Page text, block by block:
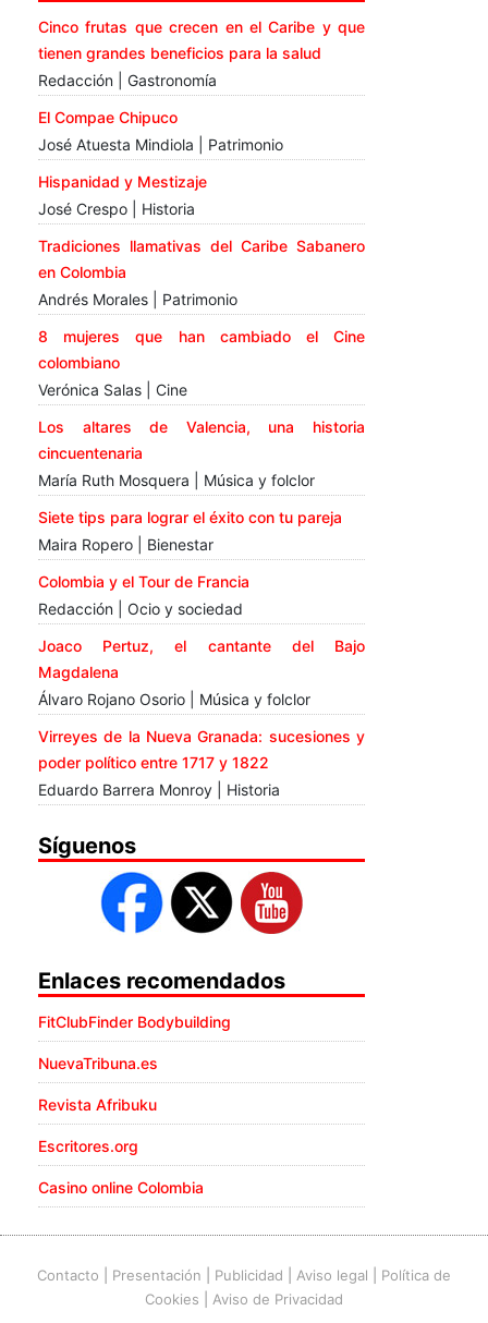
Cinco frutas que crecen en el Caribe y que
tienen grandes beneficios para la salud
Redacción | Gastronomía
El Compae Chipuco
José Atuesta Mindiola | Patrimonio
Hispanidad y Mestizaje
José Crespo | Historia
Tradiciones llamativas del Caribe Sabanero
en Colombia
Andrés Morales | Patrimonio
8 mujeres que han cambiado el Cine
colombiano
Verónica Salas | Cine
Los altares de Valencia, una historia
cincuentenaria
María Ruth Mosquera | Música y folclor
Siete tips para lograr el éxito con tu pareja
Maira Ropero | Bienestar
Colombia y el Tour de Francia
Redacción | Ocio y sociedad
Joaco Pertuz, el cantante del Bajo
Magdalena
Álvaro Rojano Osorio | Música y folclor
Virreyes de la Nueva Granada: sucesiones y
poder político entre 1717 y 1822
Eduardo Barrera Monroy | Historia
Síguenos
Enlaces recomendados
FitClubFinder Bodybuilding
NuevaTribuna.es
Revista Afribuku
Escritores.org
Casino online Colombia
Contacto Presentación Publicidad Aviso legal
Política de
Cookies
Aviso de Privacidad